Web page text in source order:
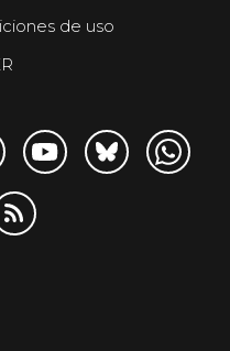
de uso